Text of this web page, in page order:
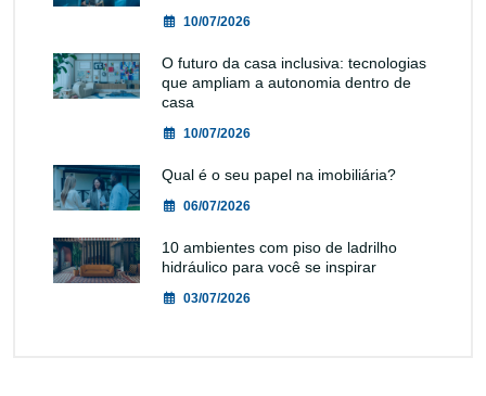
10/07/2026
O futuro da casa inclusiva: tecnologias
que ampliam a autonomia dentro de
casa
10/07/2026
Qual é o seu papel na imobiliária?
06/07/2026
10 ambientes com piso de ladrilho
hidráulico para você se inspirar
03/07/2026